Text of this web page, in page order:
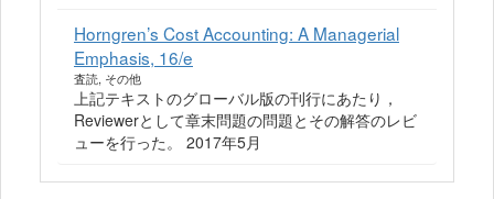
Horngren’s Cost Accounting: A Managerial
Emphasis, 16/e
査読, その他
上記テキストのグローバル版の刊行にあたり，
Reviewerとして章末問題の問題とその解答のレビ
ューを行った。 2017年5月